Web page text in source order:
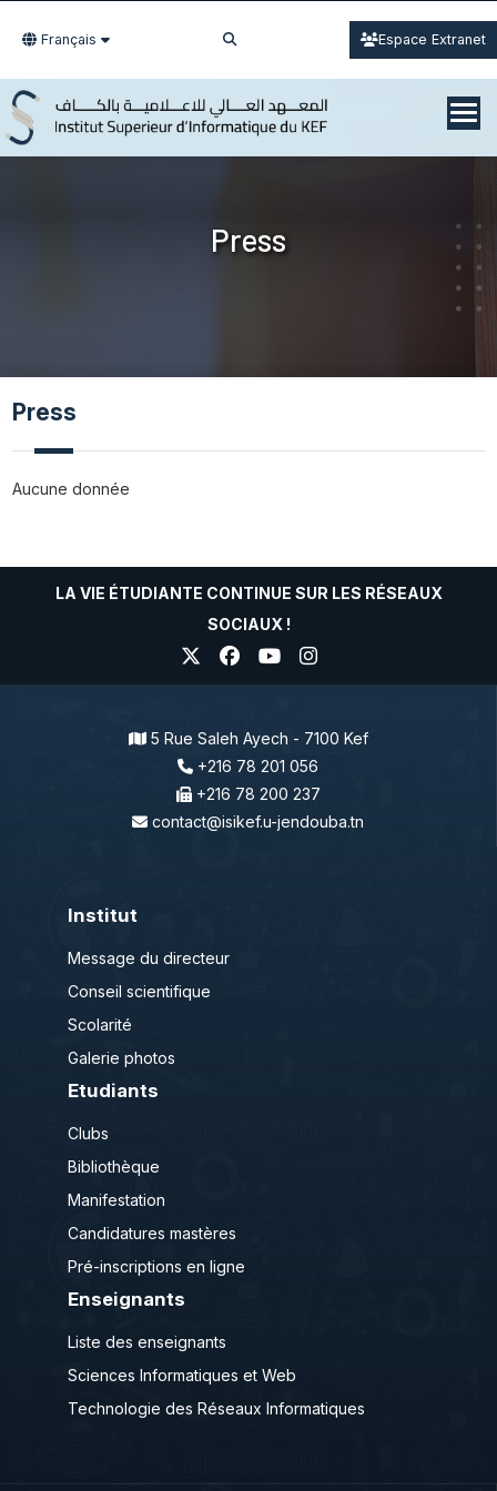
Français Espace Extranet
Press
Press
Aucune donnée
LA VIE ÉTUDIANTE CONTINUE SUR LES RÉSEAUX
SOCIAUX !
5 Rue Saleh Ayech - 7100 Kef
+216 78 201 056
+216 78 200 237
contact@isikef.u-jendouba.tn
Institut
Message du directeur
Conseil scientifique
Scolarité
Galerie photos
Etudiants
Clubs
Bibliothèque
Manifestation
Candidatures mastères
Pré-inscriptions en ligne
Enseignants
Liste des enseignants
Sciences Informatiques et Web
Technologie des Réseaux Informatiques